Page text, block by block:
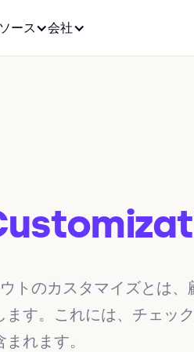
ース 会社
トのカスタマイズとは
す。これには、チェッ
れます。